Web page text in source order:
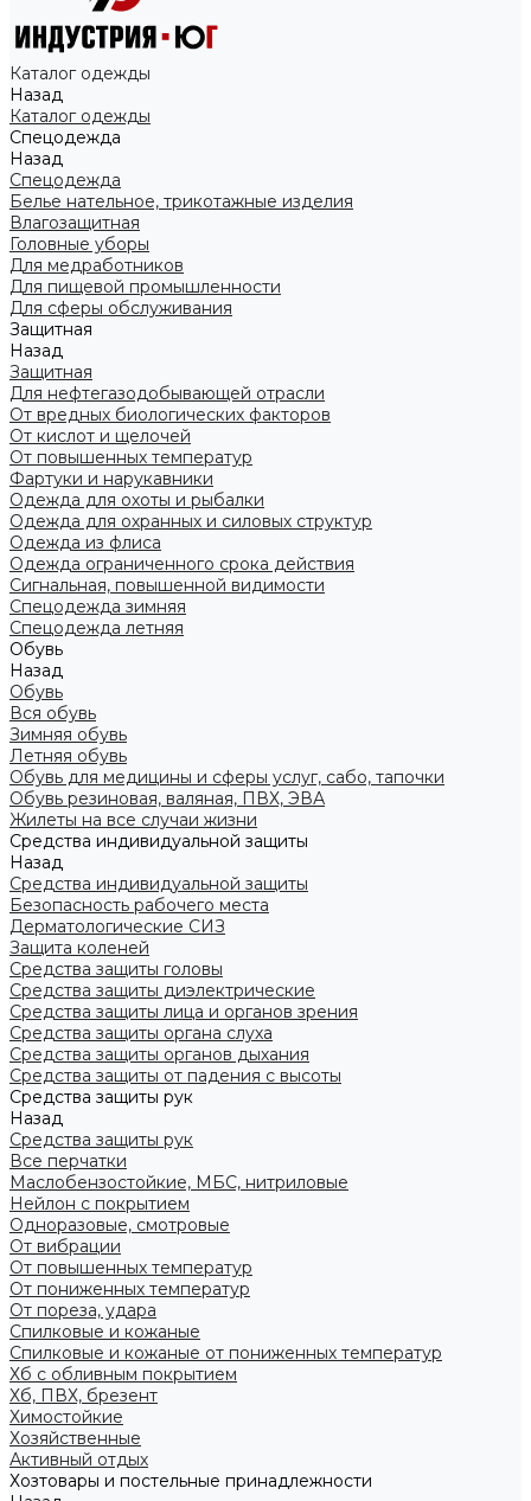
Каталог одежды
Назад
Каталог одежды
Спецодежда
Назад
Спецодежда
Белье нательное, трикотажные изделия
Влагозащитная
Головные уборы
Для медработников
Для пищевой промышленности
Для сферы обслуживания
Защитная
Назад
Защитная
Для нефтегазодобывающей отрасли
От вредных биологических факторов
От кислот и щелочей
От повышенных температур
Фартуки и нарукавники
Одежда для охоты и рыбалки
Одежда для охранных и силовых структур
Одежда из флиса
Одежда ограниченного срока действия
Сигнальная, повышенной видимости
Спецодежда зимняя
Спецодежда летняя
Обувь
Назад
Обувь
Вся обувь
Зимняя обувь
Летняя обувь
Обувь для медицины и сферы услуг, сабо, тапочки
Обувь резиновая, валяная, ПВХ, ЭВА
Жилеты на все случаи жизни
Средства индивидуальной защиты
Назад
Средства индивидуальной защиты
Безопасность рабочего места
Дерматологические СИЗ
Защита коленей
Средства защиты головы
Средства защиты диэлектрические
Средства защиты лица и органов зрения
Средства защиты органа слуха
Средства защиты органов дыхания
Средства защиты от падения с высоты
Средства защиты рук
Назад
Средства защиты рук
Все перчатки
Маслобензостойкие, МБС, нитриловые
Нейлон с покрытием
Одноразовые, смотровые
От вибрации
От повышенных температур
От пониженных температур
От пореза, удара
Спилковые и кожаные
Спилковые и кожаные от пониженных температур
Хб с обливным покрытием
Хб, ПВХ, брезент
Химостойкие
Хозяйственные
Активный отдых
Хозтовары и постельные принадлежности